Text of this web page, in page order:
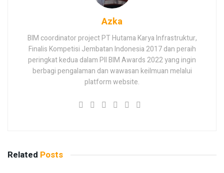
Azka
BIM coordinator project PT Hutama Karya Infrastruktur,
Finalis Kompetisi Jembatan Indonesia 2017 dan peraih
peringkat kedua dalam PII BIM Awards 2022 yang ingin
berbagi pengalaman dan wawasan keilmuan melalui
platform website.
Related Posts